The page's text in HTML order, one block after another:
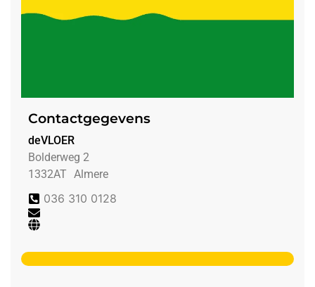
Contactgegevens
deVLOER
Bolderweg 2
1332AT Almere
036 310 0128